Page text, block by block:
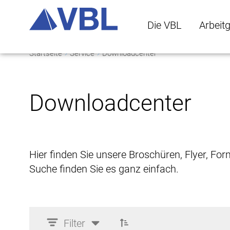
Die VBL
Startseite Service Downloadcenter
Downloadcenter
Hier finden Sie unsere Broschüren, Flyer,
Suche finden Sie es ganz einfach.
Filter